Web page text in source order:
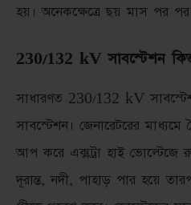
হয়। অনেকক্ষেত্রে ছয় মাস পর
230/132 kV সাবস্টেশন
সাধারণত 230/132 kV
সাবস্টেশন। জেনারেটরের
আপ করে এক্সট্রা হাই ভোল্টেজে
দূরান্ত, নদী, পাহাড় পার হয়ে